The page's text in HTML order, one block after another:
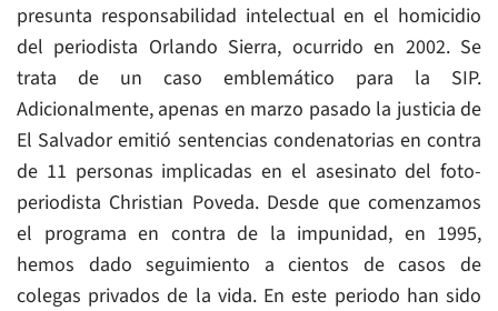
presunta responsabilidad intelectual en el homicidio
del periodista Orlando Sierra, ocurrido en 2002. Se
trata de un caso emblemático para la SIP.
Adicionalmente, apenas en marzo pasado la justicia de
El Salvador emitió sentencias condenatorias en contra
de 11 personas implicadas en el asesinato del foto-
periodista Christian Poveda. Desde que comenzamos
el programa en contra de la impunidad, en 1995,
hemos dado seguimiento a cientos de casos de
colegas privados de la vida. En este periodo han sido